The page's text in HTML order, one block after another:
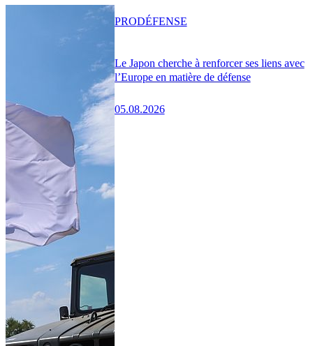
Le Japon cherche à renforcer ses liens avec
l’Europe en matière de défense
05.08.2026
PRODÉFENSE